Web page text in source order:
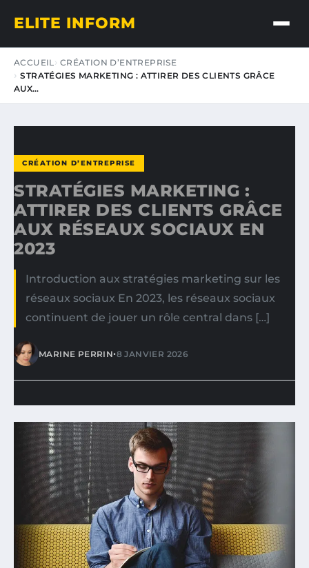
ELITE INFORM
ACCUEIL CRÉATION D’ENTREPRISE
STRATÉGIES MARKETING : ATTIRER DES CLIENTS GRÂCE
AUX…
CRÉATION D’ENTREPRISE
STRATÉGIES MARKETING :
ATTIRER DES CLIENTS GRÂCE
AUX RÉSEAUX SOCIAUX EN
2023
Introduction aux stratégies marketing sur les
réseaux sociaux En 2023, les réseaux sociaux
continuent de jouer un rôle central dans […]
MARINE PERRIN•8 JANVIER 2026